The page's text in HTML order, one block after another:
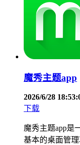
魔秀主题app
2026/6/28
下载
魔秀主题app是
基本的桌面管